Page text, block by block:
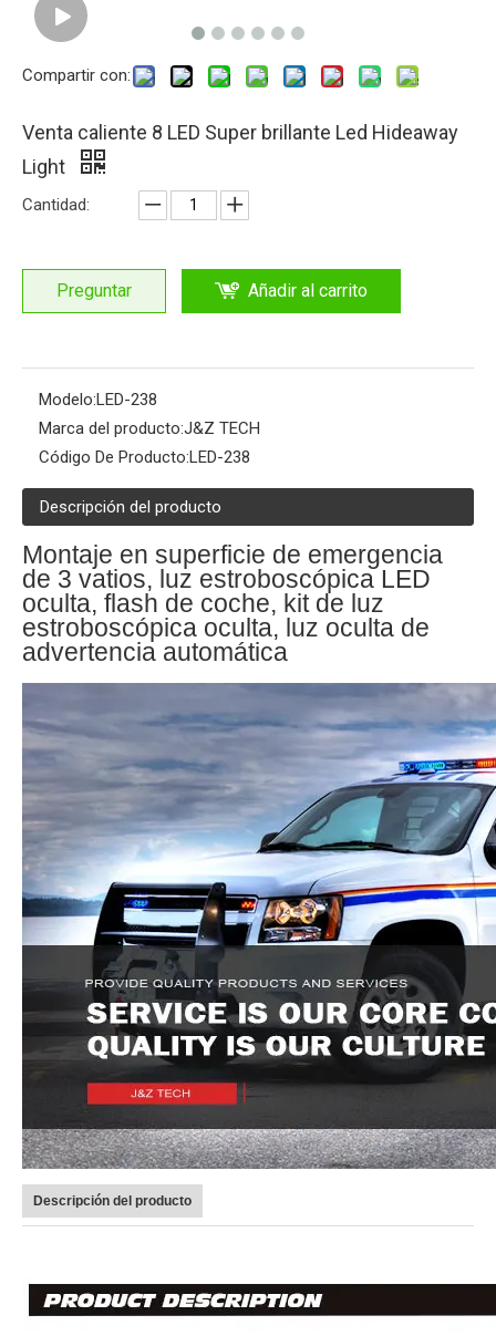
Compartir con:
Venta caliente 8 LED Super brillante Led Hideaway
Light
Cantidad:
Preguntar Añadir al carrito
Modelo:LED-238
Marca del producto:J&Z TECH
Código De Producto:LED-238
Descripción del producto
Montaje en superficie de emergencia
de 3 vatios, luz estroboscópica LED
oculta, flash de coche, kit de luz
estroboscópica oculta, luz oculta de
advertencia automática
Descripción del producto